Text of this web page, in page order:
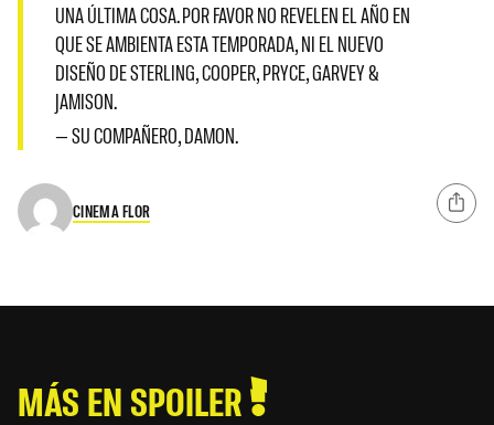
UNA ÚLTIMA COSA. POR FAVOR NO REVELEN EL AÑO EN
QUE SE AMBIENTA ESTA TEMPORADA, NI EL NUEVO
DISEÑO DE STERLING, COOPER, PRYCE, GARVEY &
JAMISON.
— SU COMPAÑERO, DAMON.
CINEMA FLOR
MÁS EN SPOILER